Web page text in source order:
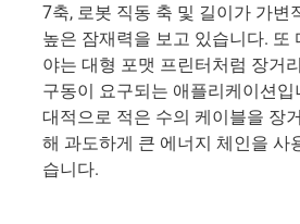
7축, 로봇 직동 축 및 길이가 가변
높은 잠재력을 보고 있습니다. 또
야는 대형 포맷 프린터처럼 장거
구동이 요구되는 애플리케이션
대적으로 적은 수의 케이블을 장
해 과도하게 큰 에너지 체인을 사
습니다.